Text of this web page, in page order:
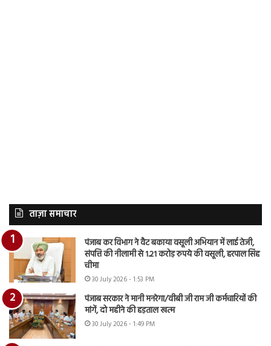
ताज़ा समाचार
पंजाब कर विभाग ने वैट बकाया वसूली अभियान में लाई तेजी,
संपत्ति की नीलामी से 1.21 करोड़ रुपये की वसूली, हरपाल सिंह
चीमा
30 July 2026 - 1:53 PM
पंजाब सरकार ने मानी मनरेगा/वीबी जी राम जी कर्मचारियों की
मांगें, दो महीने की हड़ताल खत्म
30 July 2026 - 1:49 PM